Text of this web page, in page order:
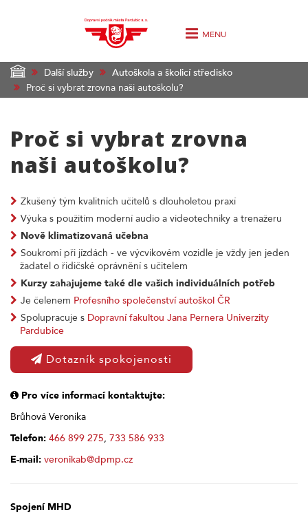
MENU
Další služby
Autoškola a školicí středisko
Proč si vybrat zrovna naši autoškolu?
Proč si vybrat zrovna
naši autoškolu?
Zkušený tým kvalitních učitelů s dlouholetou praxí
Výuka s použitím moderní audio a videotechniky a trenažeru
Nově klimatizovaná učebna
Soukromí při jízdách - ve výcvikovém vozidle je vždy jen jeden
žadatel o řidičské oprávnění s učitelem
Kurzy zahajujeme také dle vašich individuálních potřeb
Je čelenem Profesního společenství autoškol ČR
Spolupracuje s Dopravní fakultou Jana Pernera Univerzity
Pardubice
Dotazník spokojenosti
Pro více informací kontaktujte:
Brůhová Veronika
Telefon: 466 899 275, 733 586 933
E-mail: veronikab@dpmp.cz
Spojení MHD